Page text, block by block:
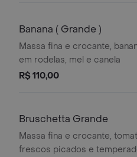
Banana ( Grande )
Massa fina e crocante,
em rodelas, mel e canela
R$ 110,00
Bruschetta Grande
Massa fina e crocante,
frescos picados e